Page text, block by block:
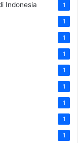
Indonesia 1
1
1
1
1
1
1
1
1